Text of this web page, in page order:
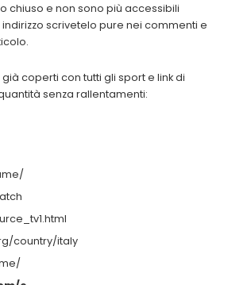
chiuso e non sono più accessibili
scrivetelo pure nei commenti e
coperti con tutti gli sport e link di
senza rallentamenti:
country/italy